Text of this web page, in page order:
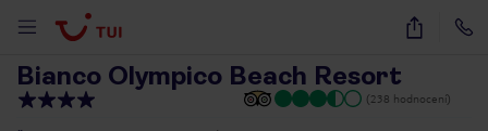
26
Bianco Olympico Beach Resort
(238 hodnocení)